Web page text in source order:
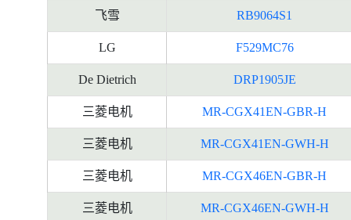
飞雪 RB9064S1
LG F529MC76
De Dietrich DRP1905JE
三菱电机 MR-CGX41EN-GBR-H
三菱电机 MR-CGX41EN-GWH-H
三菱电机 MR-CGX46EN-GBR-H
三菱电机 MR-CGX46EN-GWH-H